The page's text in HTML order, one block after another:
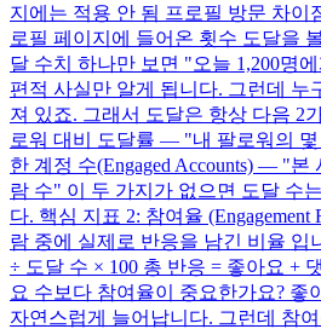
지에는 적용 안 됨 프로필 방문 차이
로필 페이지에 들어온 횟수 도달을
달 수치 하나만 보면 "오늘 1,200명
편적 사실만 알게 됩니다. 그런데 누
져 있죠. 그래서 도달은 항상 다음 2
로워 대비 도달률 — "내 팔로워의
한 계정 수(Engaged Accounts) — "
람 수" 이 두 가지가 없으면 도달 수
다. 핵심 지표 2: 참여율
람 중에 실제로 반응을 남긴 비율 입
÷ 도달 수 × 100 총 반응 = 좋아요 +
요 수보다 참여율이 중요한가요? 좋
자연스럽게 늘어납니다. 그런데 참